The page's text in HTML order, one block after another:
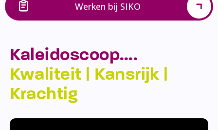
Werken bij SIKO
Kaleidoscoop….
Kwaliteit | Kansrijk |
Krachtig